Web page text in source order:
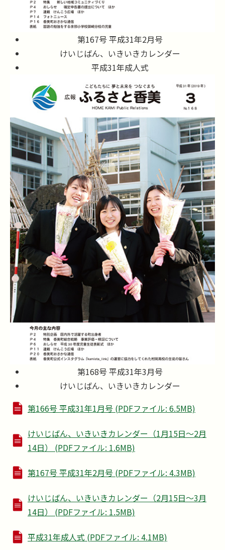
第167号 平成31年2月号
けいじばん、いきいきカレンダー
平成31年成人式
第168号 平成31年3月号
けいじばん、いきいきカレンダー
第166号 平成31年1月号 (PDFファイル: 6.5MB)
けいじばん、いきいきカレンダー（1月15日～2月
14日） (PDFファイル: 1.6MB)
第167号 平成31年2月号 (PDFファイル: 4.3MB)
けいじばん、いきいきカレンダー（2月15日～3月
14日） (PDFファイル: 1.5MB)
平成31年成人式 (PDFファイル: 4.1MB)